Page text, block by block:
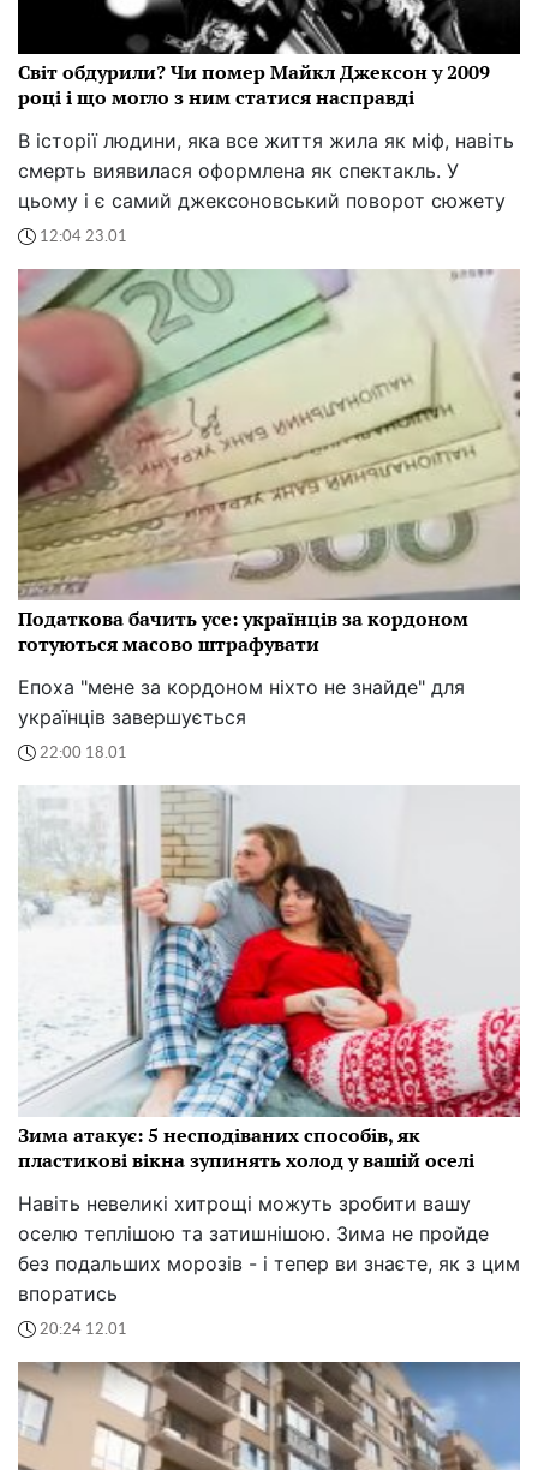
Світ обдурили? Чи помер Майкл Джексон у 2009
році і що могло з ним статися насправді
В історії людини, яка все життя жила як міф, навіть
смерть виявилася оформлена як спектакль. У
цьому і є самий джексоновський поворот сюжету
12:04 23.01
Податкова бачить усе: українців за кордоном
готуються масово штрафувати
Епоха "мене за кордоном ніхто не знайде" для
українців завершується
22:00 18.01
Зима атакує: 5 несподіваних способів, як
пластикові вікна зупинять холод у вашій оселі
Навіть невеликі хитрощі можуть зробити вашу
оселю теплішою та затишнішою. Зима не пройде
без подальших морозів - і тепер ви знаєте, як з цим
впоратись
20:24 12.01